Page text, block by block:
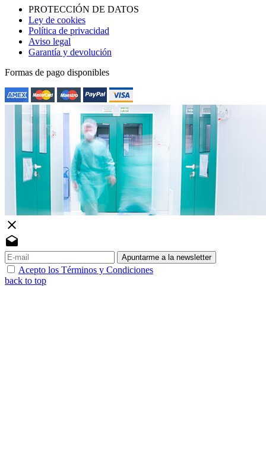
PROTECCIÓN DE DATOS
Ley de cookies
Política de privacidad
Aviso legal
Garantía y devolución
Formas de pago disponibles
close
drafts
Apuntarme a la newsletter
Acepto los Términos y Condiciones
back to top